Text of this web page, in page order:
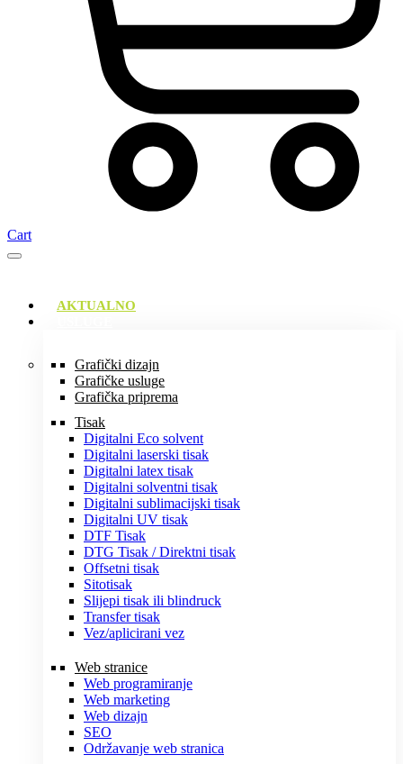
Cart
AKTUALNO
Grafički dizajn
Grafičke usluge
Grafička priprema
Tisak
Digitalni Eco solvent
Digitalni laserski tisak
Digitalni latex tisak
Digitalni solventni tisak
Digitalni sublimacijski tisak
Digitalni UV tisak
DTF Tisak
DTG Tisak / Direktni tisak
Offsetni tisak
Sitotisak
Slijepi tisak ili blindruck
Transfer tisak
Vez/aplicirani vez
Web stranice
Web programiranje
Web marketing
Web dizajn
SEO
Održavanje web stranica